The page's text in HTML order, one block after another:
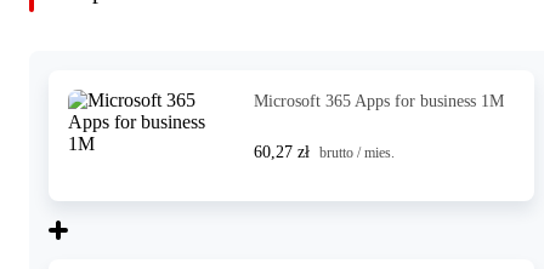
Microsoft 365 Apps for business 1M
60,27 zł brutto / mies.